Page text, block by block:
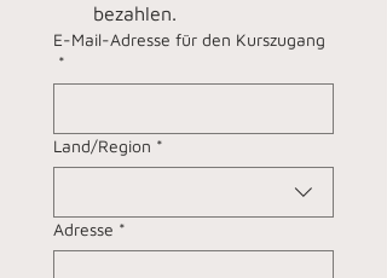
bezahlen.
E-Mail-Adresse für den Kurszugang
*
Rechnungsadresse
Land/Region *
Adresse *